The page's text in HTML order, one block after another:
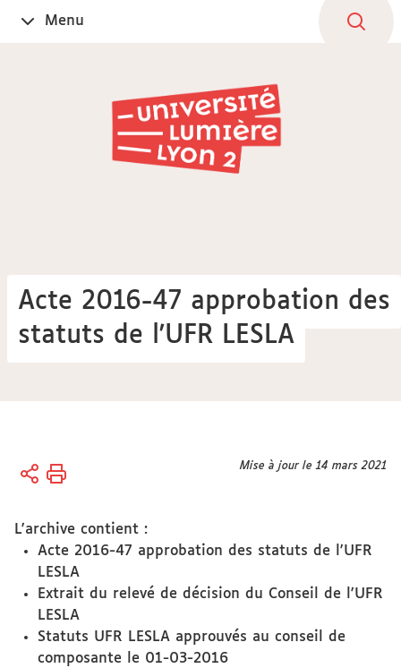
OuvrirMenu
Acte 2016-47 approbation des
statuts de l'UFR LESLA
Vous
Accueil
Mise à jour le 14 mars 2021
L'archive contient :
Acte 2016-47 approbation des statuts de l'UFR
LESLA
Extrait du relevé de décision du Conseil de l'UFR
LESLA
Statuts UFR LESLA approuvés au conseil de
composante le 01-03-2016